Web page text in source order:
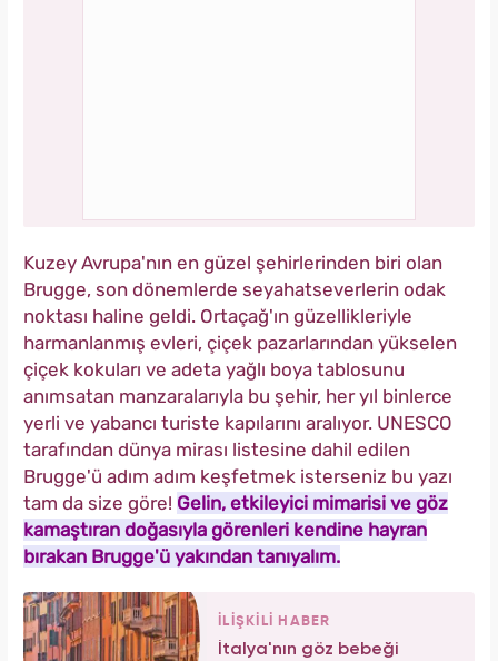
Kuzey Avrupa'nın en güzel şehirlerinden biri olan
Brugge, son dönemlerde seyahatseverlerin odak
noktası haline geldi. Ortaçağ'ın güzellikleriyle
harmanlanmış evleri, çiçek pazarlarından yükselen
çiçek kokuları ve adeta yağlı boya tablosunu
anımsatan manzaralarıyla bu şehir, her yıl binlerce
yerli ve yabancı turiste kapılarını aralıyor. UNESCO
tarafından dünya mirası listesine dahil edilen
Brugge'ü adım adım keşfetmek isterseniz bu yazı
tam da size göre! Gelin, etkileyici mimarisi ve göz
kamaştıran doğasıyla görenleri kendine hayran
bırakan Brugge'ü yakından tanıyalım.
İLİŞKİLİ HABER
İtalya'nın göz bebeği